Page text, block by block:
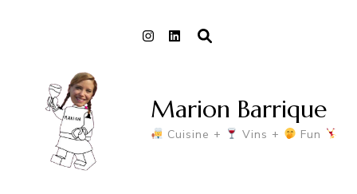
Marion Barrique
Cuisine + Vins + Fun